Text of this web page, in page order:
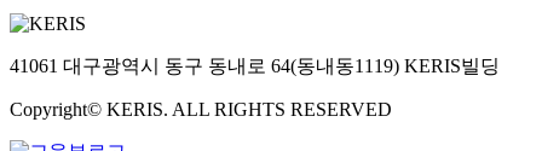
41061 대구광역시 동구 동내로 64(동내동1119) KERIS빌딩
Copyright© KERIS. ALL RIGHTS RESERVED